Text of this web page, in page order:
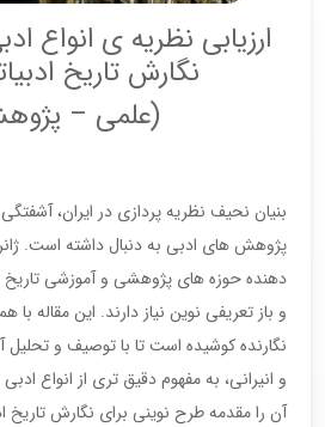
ارزیابی نظریه ی انواع
نگارش تاریخ
(علمی –
بنیان نحیف نظریه پردازی در ایران،
پژوهش های ادبی به دنبال داشته است.
دهنده حوزه های پژوهشی و آموزشی تاریخ
و باز تعریفی نوین نیاز دارند. این مقاله
نگارنده کوشیده است تا با توصیف و تحلیل
و انیرانی، به مفهوم دقیق تری از انواع
آن را مقدمه طرح نوینی برای نگارش تاریخ